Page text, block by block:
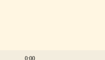
0:00